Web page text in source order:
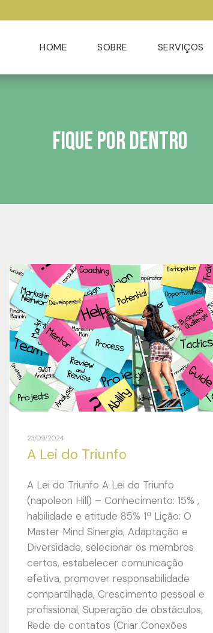
HOME SOBRE SERVIÇOS
Fique por dentro
23/09/2024
A Lei do Triunfo
A Lei do Triunfo A Lei do Triunfo
(napoleon Hill) – Conhecimento: 15% ,
habilidade e atitude 85% 1ª Lição: O
Master Mind Sinergia, Adaptação e
Diversidade, selecionar os membros
certos, estabelecer comunicação
efetiva, promover responsabilidade
compartilhada, Crescimento pessoal e
profissional, Superação de obstáculos,
Rede de contatos (Criar Conexões